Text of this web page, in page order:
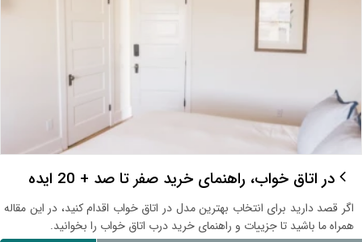
در اتاق خواب، راهنمای خرید صفر تا صد + 20 ایده
اگر قصد دارید برای انتخاب بهترین مدل در اتاق خواب اقدام کنید، در این مقاله
همراه ما باشید تا جزییات و راهنمای خرید درب اتاق خواب را بخوانید.